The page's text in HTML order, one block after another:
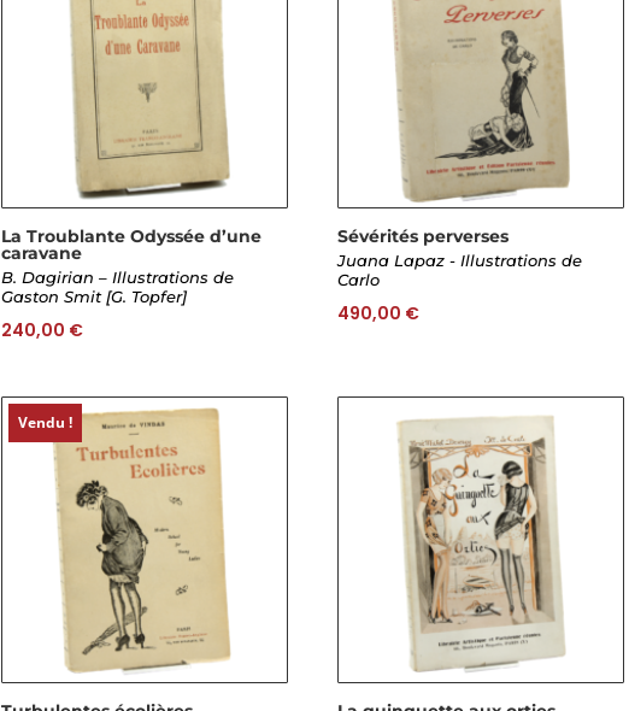
La Troublante Odyssée d’une
caravane
B. Dagirian – Illustrations de
Gaston Smit [G. Topfer]
240,00 €
Sévérités perverses
Juana Lapaz - Illustrations de
Carlo
490,00 €